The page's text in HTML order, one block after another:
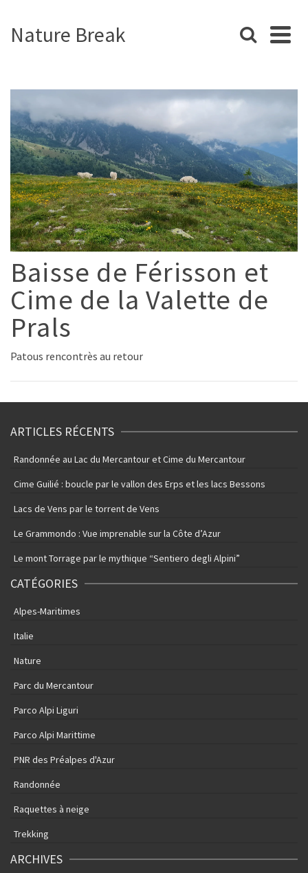
Nature Break
Baisse de Férisson et
Cime de la Valette de
Prals
Patous rencontrès au retour
ARTICLES RÉCENTS
Randonnée au Lac du Mercantour et Cime du Mercantour
Cime Guilié : boucle par le vallon des Erps et les lacs Bessons
Lacs de Vens par le torrent de Vens
Le Grammondo : Vue imprenable sur la Côte d’Azur
Le mont Torrage par le mythique “Sentiero degli Alpini”
CATÉGORIES
Alpes-Maritimes
Italie
Nature
Parc du Mercantour
Parco Alpi Liguri
Parco Alpi Marittime
PNR des Préalpes d'Azur
Randonnée
Raquettes à neige
Trekking
ARCHIVES